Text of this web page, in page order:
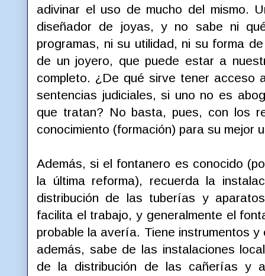
adivinar el uso de mucho del mismo.
diseñador de joyas, y no sabe ni
programas, ni su utilidad, ni su forma
de un joyero, que puede estar a
completo. ¿De qué sirve tener acceso
sentencias judiciales, si uno no es
que tratan? No basta, pues, con los
conocimiento (formación) para su mejor
Además, si el fontanero es conocido
la última reforma), recuerda la
distribución de las tuberías y
facilita el trabajo, y generalmente el
probable la avería. Tiene instrumentos
además, sabe de las instalaciones
de la distribución de las cañerías y